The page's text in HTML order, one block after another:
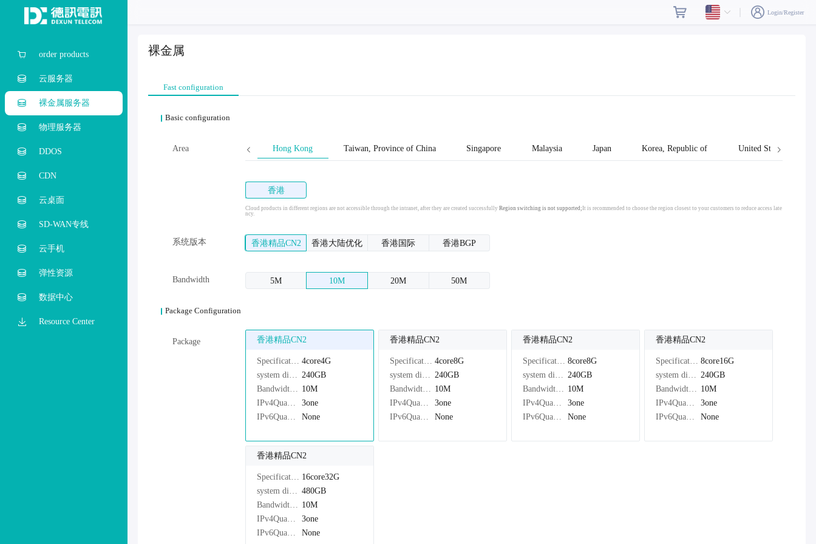
order products
云服务器
裸金属服务器
物理服务器
DDOS
CDN
云桌面
SD-WAN专线
云手机
弹性资源
数据中心
Resource Center
Login/Register
裸金属
Fast configuration
Basic configuration
Area Hong Kong Taiwan, Province of China Singapore Malaysia Japan Korea, Republic of United States
香港
Cloud products in different regions are not accessible through the intranet, after they are created successfullyRegion switching is not supported;It is recommended to choose the region closest to your customers to reduce access late
ncy.
系统版本 香港精品CN2 香港大陆优化 香港国际 香港BGP
Bandwidth 5M 10M 20M 50M
Package Configuration
Package 香港精品CN2
Specifications： 4core4G
system disk： 240GB
Bandwidth： 10M
IPv4Quantity：
3one
IPv6Quantity：
None
香港精品CN2
Specifications： 4core8G
system disk： 240GB
Bandwidth： 10M
IPv4Quantity：
3one
IPv6Quantity：
None
香港精品CN2
Specifications： 8core8G
system disk： 240GB
Bandwidth： 10M
IPv4Quantity：
3one
IPv6Quantity：
None
香港精品CN2
Specifications： 8core16G
system disk： 240GB
Bandwidth： 10M
IPv4Quantity：
3one
IPv6Quantity：
None
香港精品CN2
Specifications： 16core32G
system disk： 480GB
Bandwidth： 10M
IPv4Quantity：
3one
IPv6Quantity：
None